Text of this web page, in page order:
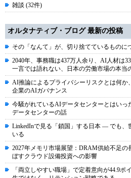
雑談 (32件)
オルタナティブ・ブログ 最新の投稿
その「なんて」が、切り捨てているものに
2040年、事務職は437万人余り、AI人材は
一言では語れない、日本の労働市場の本当
AI推論によるプライバシーリスクとは何か
企業のAIガバナンス
今騒がれているAIデータセンターとはい
データセンターの話
LinkedInで見る「鎖国」する日本 ― でも、
いる
2027年メモリ市場展望：DRAM供給不足の
ぼすクラウド設備投資への影響
「両立しやすい職場」で定着意向が44.9